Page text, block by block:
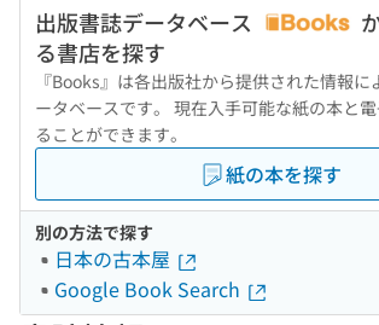
出版書誌データベース
る書店を探す
『Books』は各出版社から提供された情報
ータベースです。 現在入手可能な紙の本と
ることができます。
紙の本を探す
別の方法で探す
日本の古本屋
Google Book Search